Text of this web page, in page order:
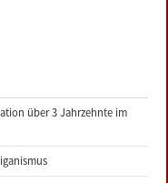
über 3 Jahrzehnte im